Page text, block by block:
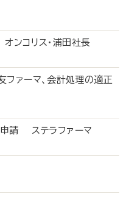
コリス・浦田社長
ァーマ、会計処理の適正
申請 ステラファーマ